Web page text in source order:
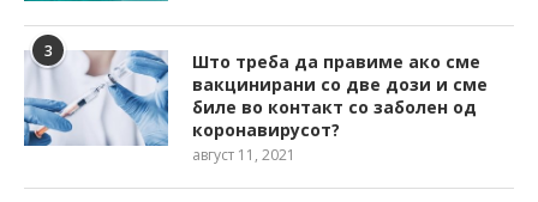
3
Што треба да правиме ако сме
вакцинирани со две дози и сме
биле во контакт со заболен од
коронавирусот?
август 11, 2021